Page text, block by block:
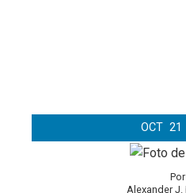
OCT 21
Por
Alexander